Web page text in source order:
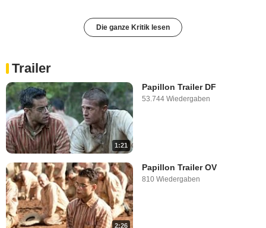
Die ganze Kritik lesen
Trailer
1:21
Papillon Trailer DF
53.744 Wiedergaben
2:26
Papillon Trailer OV
810 Wiedergaben